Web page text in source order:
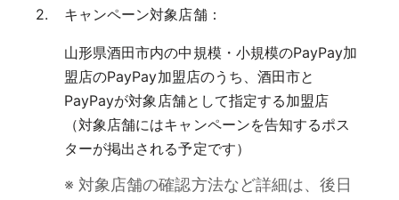
キャンペーン対象店舗：
山形県酒田市内の中規模・小規模のPayPay加
盟店のPayPay加盟店のうち、酒田市と
PayPayが対象店舗として指定する加盟店
（対象店舗にはキャンペーンを告知するポス
ターが掲出される予定です）
※ 対象店舗の確認方法など詳細は、後日